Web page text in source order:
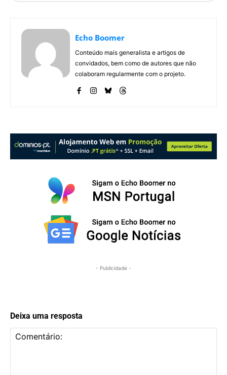
Echo Boomer
Conteúdo mais generalista e artigos de
convidados, bem como de autores que não
colaboram regularmente com o projeto.
- Publicidade -
Deixa uma resposta